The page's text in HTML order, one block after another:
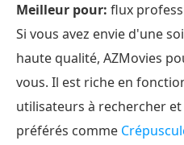
Meilleur pour: flux
Si vous avez envie d'une
haute qualité, AZMovies
vous. Il est riche en
utilisateurs à rechercher
préférés comme